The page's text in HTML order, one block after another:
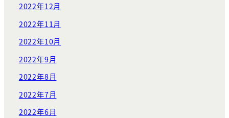
2022年12月
2022年11月
2022年10月
2022年9月
2022年8月
2022年7月
2022年6月